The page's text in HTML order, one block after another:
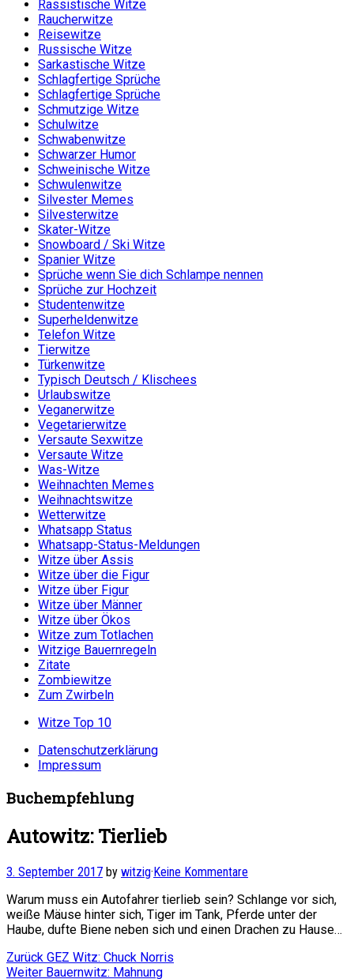
Rassistische Witze
Raucherwitze
Reisewitze
Russische Witze
Sarkastische Witze
Schlagfertige Sprüche
Schlagfertige Sprüche
Schmutzige Witze
Schulwitze
Schwabenwitze
Schwarzer Humor
Schweinische Witze
Schwulenwitze
Silvester Memes
Silvesterwitze
Skater-Witze
Snowboard / Ski Witze
Spanier Witze
Sprüche wenn Sie dich Schlampe nennen
Sprüche zur Hochzeit
Studentenwitze
Superheldenwitze
Telefon Witze
Tierwitze
Türkenwitze
Typisch Deutsch / Klischees
Urlaubswitze
Veganerwitze
Vegetarierwitze
Versaute Sexwitze
Versaute Witze
Was-Witze
Weihnachten Memes
Weihnachtswitze
Wetterwitze
Whatsapp Status
Whatsapp-Status-Meldungen
Witze über Assis
Witze über die Figur
Witze über Figur
Witze über Männer
Witze über Ökos
Witze zum Totlachen
Witzige Bauernregeln
Zitate
Zombiewitze
Zum Zwirbeln
Witze Top 10
Datenschutzerklärung
Impressum
Buchempfehlung
Autowitz: Tierlieb
3. September 2017 by witzig·Keine Kommentare
Warum muss ein Autofahrer tierlieb sein? Schlange vor sich,
weiße Mäuse hinter sich, Tiger im Tank, Pferde unter der
Haube, dufte Biene neben sich und einen Drachen zu Hause…
Beitragsnavigation
Zurück Vorheriger
Beitrag:
GEZ Witz: Chuck Norris
Weiter Nächster
Bauernwitz: Mahnung